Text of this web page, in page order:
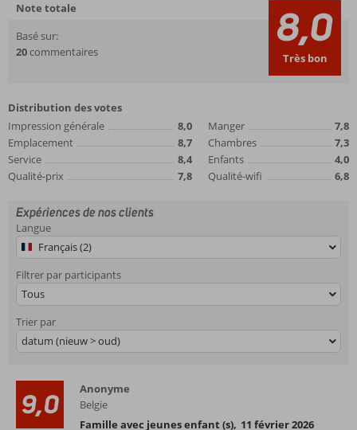
Note totale
Basé sur:
20 commentaires 8,0
Très bon
Distribution des votes
Impression générale
8,0
Emplacement
8,7
Service
8,4
Qualité-prix
7,8
Manger
7,8
Chambres
7,3
Enfants
4,0
Qualité-wifi
6,8
Expériences de nos clients
Langue
Français (2)
Filtrer par participants
Tous
Trier par
datum (nieuw > oud)
9,0
Anonyme
Belgie
Famille avec jeunes enfant (s), 11 février 2026